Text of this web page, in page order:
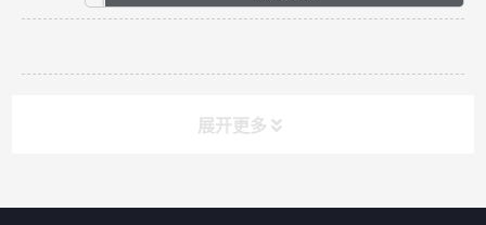
展开更多